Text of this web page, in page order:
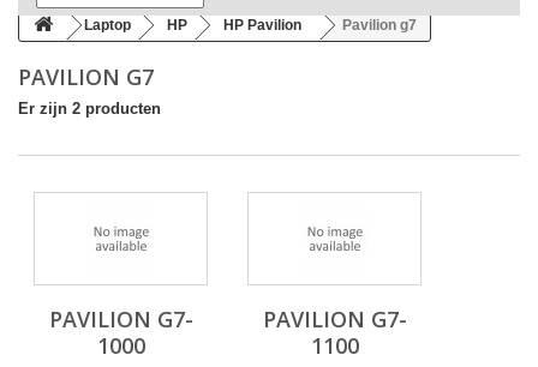
Laptop HP HP Pavilion Pavilion g7
PAVILION G7
Er zijn 2 producten
PAVILION G7-
1000
PAVILION G7-
1100